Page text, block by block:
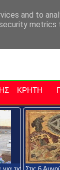
Εκδηλώσεις
ΚΡΗΤΗ
and to